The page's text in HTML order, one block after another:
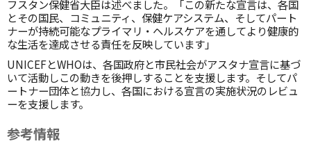
フスタン保健省大臣は述べました。「この新たな宣言は、各国
とその国民、コミュニティ、保健ケアシステム、そしてパート
ナーが持続可能なプライマリ・ヘルスケアを通してより健康的
な生活を達成させる責任を反映しています」
UNICEFとWHOは、各国政府と市民社会がアスタナ宣言に基づ
いて活動しこの動きを後押しすることを支援します。そしてパ
ートナー団体と協力し、各国における宣言の実施状況のレビュ
ーを支援します。
参考情報